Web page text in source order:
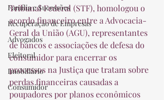
Família e Sucessões
Recuperação de Empresas
Advogados
Eleitoral
Imobiliário
Consumidor
Tribunal Federal (STF), homologou o
acordo financeiro entre a Advocacia-
Geral da União (AGU), representantes
de bancos e associações de defesa do
consumidor para encerrar os
processos na Justiça que tratam sobre
perdas financeiras causadas a
poupadores por planos econômicos